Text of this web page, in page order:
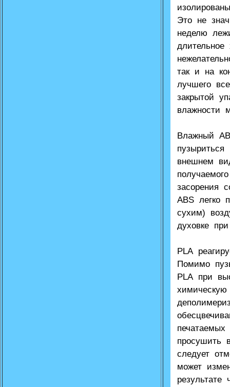
Это не
неделю
так и на
лучшего
закрытой
влажности
Влажный
внешнем
засорения
ABS легко
сухим)
духовке
PLA
Помимо
PLA при
просушить
следует
может
результате